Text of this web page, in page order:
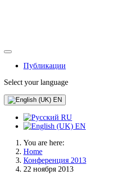
Публикации
Select your language
EN
RU
EN
You are here:
Home
Конференция 2013
22 ноября 2013